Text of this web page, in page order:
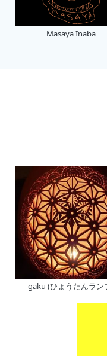
Masaya Inaba
gaku (ひょうたんラン